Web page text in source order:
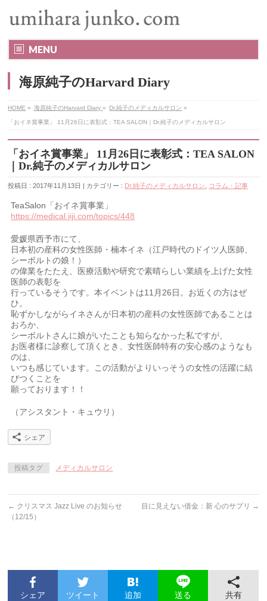
MENU
海原純子のHarvard Diary
HOME » 海原純子のHarvard Diary» Dr.純子のメディカルサロン »
「おイネ賞事業」 11月26日に表彰式：TEA SALON｜Dr.純子のメディカルサロン
「おイネ賞事業」 11月26日に表彰式：TEA SALON
｜Dr.純子のメディカルサロン
投稿日 : 2017年11月13日 | カテゴリー : Dr.純子のメディカルサロン コラム・記事
TeaSalon「おイネ賞事業」
https://medical.jiji.com/topics/448
愛媛県西予市にて、
日本初の産科の女性医師・楠本イネ（江戸時代のドイツ人医師、
シーボルトの娘！）
の偉業をたたえ、医療活動や研究で素晴らしい業績を上げた女性
医師の表彰を
行っているそうです。本イベントは11月26日。お近くの方はぜ
ひ。
恥ずかしながらイネさんが日本初の産科の女性医師であることは
おろか、
シーボルトさんに娘がいたことも知らなかった私ですが、
お医者様に診察して頂くとき、女性医師特有の安心感のようなも
のは、
いつも感じています。この活動がよりいっそうの女性の活躍に結
びつくことを
願っております！！
（アシスタント・キュウリ）
シェア
投稿タグ メディカルサロン
← クリスマス Jazz Live のお知らせ
（12/15）
目に見えない借金：新 心のサプリ →
シェア ツイート 追加 送る 共有